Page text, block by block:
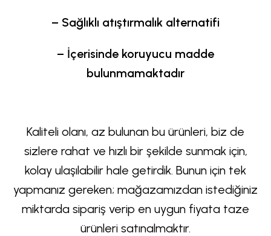
– Sağlıklı atıştırmalık alternatifi
– İçerisinde koruyucu madde
bulunmamaktadır
Kaliteli olanı, az bulunan bu ürünleri, biz de
sizlere rahat ve hızlı bir şekilde sunmak için,
kolay ulaşılabilir hale getirdik. Bunun için tek
yapmanız gereken; mağazamızdan istediğiniz
miktarda sipariş verip en uygun fiyata taze
ürünleri satınalmaktır.